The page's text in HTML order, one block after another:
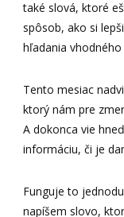
také slová, ktoré
spôsob, ako si
hľadania vhodného
Tento mesiac
ktorý nám pre
A dokonca vie
informáciu, či je
Funguje to
napíšem slovo,